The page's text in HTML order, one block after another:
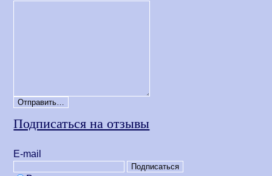
Подписаться на отзывы
Е-mail